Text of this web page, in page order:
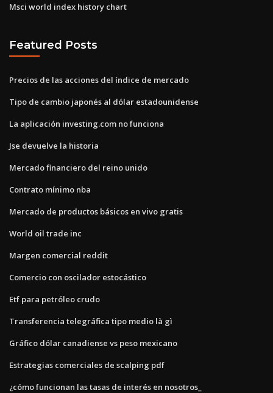
Msci world index history chart
Featured Posts
Precios de las acciones del índice de mercado
Tipo de cambio japonés al dólar estadounidense
La aplicación investing.com no funciona
Jse devuelve la historia
Mercado financiero del reino unido
Contrato mínimo nba
Mercado de productos básicos en vivo gratis
World oil trade inc
Margen comercial reddit
Comercio con oscilador estocástico
Etf para petróleo crudo
Transferencia telegráfica tipo medio là gì
Gráfico dólar canadiense vs peso mexicano
Estrategias comerciales de scalping pdf
¿cómo funcionan las tasas de interés en nosotros_